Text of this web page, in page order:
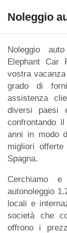
Noleggio
Noleggio
Elephant Car
vostra
grado di
assistenza
diversi paesi
confrontando
anni in modo
migliori
Spagna.
Cerchiamo
autonoleggio
locali e
società che
offrono i